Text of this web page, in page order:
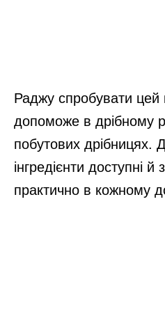
Раджу спробувати цей
допоможе в дрібному
побутових дрібницях.
інгредієнти доступні й
практично в кожному